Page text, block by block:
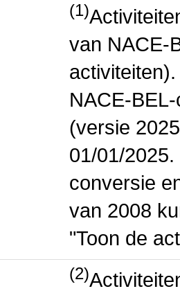
(1)
van NACE-
NACE-
(versie
01/01/
conversie
van 2008
"Toon de
(2)